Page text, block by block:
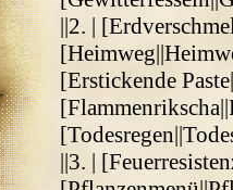
||2. |
[Erstickende
||3. |